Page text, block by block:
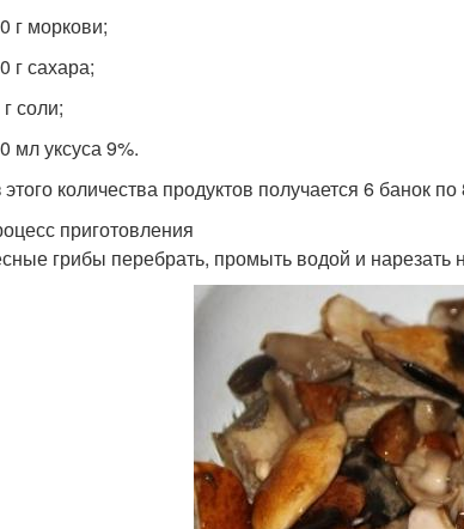
г моркови;
г сахара;
соли;
мл уксуса 9%.
этого количества продуктов получается 6 банок
приготовления
грибы перебрать, промыть водой и нарезать